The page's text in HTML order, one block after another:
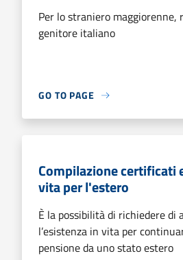
Per lo straniero maggiorenne,
genitore italiano
GO TO PAGE
Compilazione certificati
vita per l'estero
È la possibilità di richiedere di
l’esistenza in vita per
pensione da uno stato estero